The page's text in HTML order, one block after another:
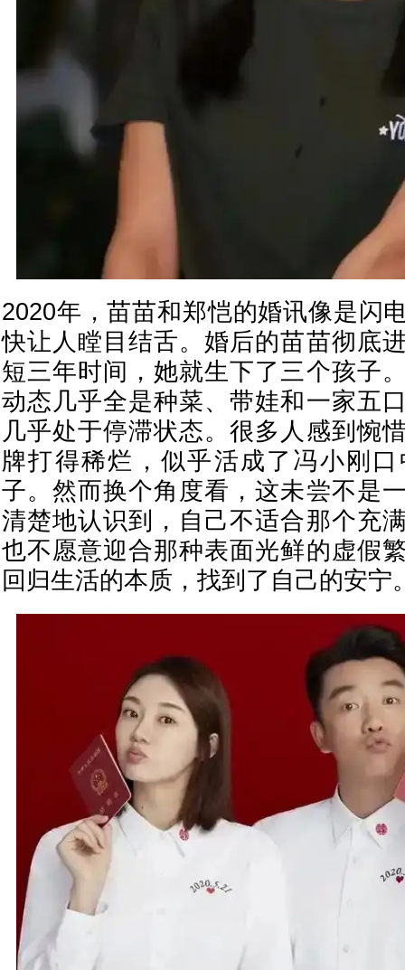
2020年，苗苗和郑恺的婚讯像是闪
快让人瞠目结舌。婚后的苗苗彻底
短三年时间，她就生下了三个孩子
动态几乎全是种菜、带娃和一家五
几乎处于停滞状态。很多人感到惋
牌打得稀烂，似乎活成了冯小刚
子。然而换个角度看，这未尝不是
清楚地认识到，自己不适合那个充
也不愿意迎合那种表面光鲜的虚假
回归生活的本质，找到了自己的安宁